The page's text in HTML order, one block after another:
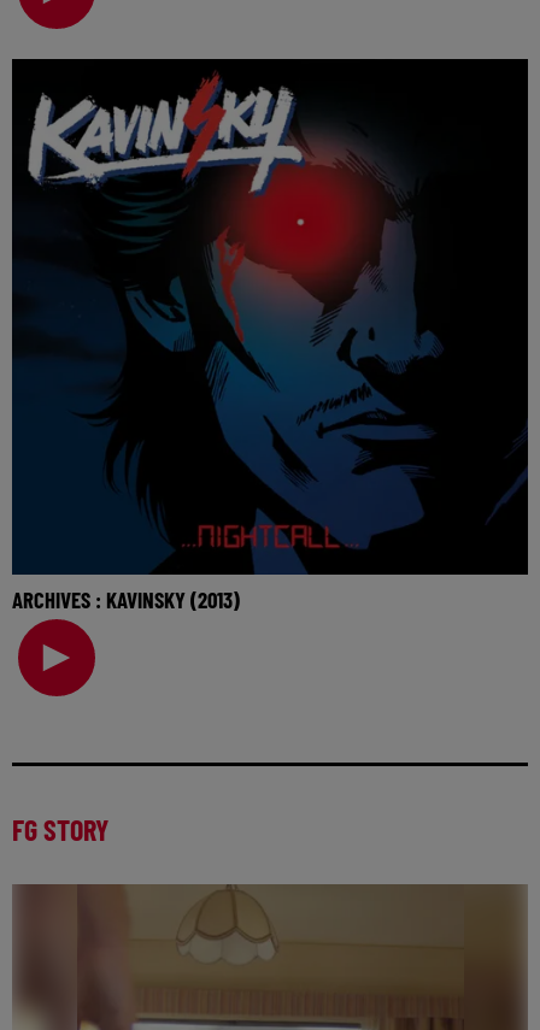
ARCHIVES : KAVINSKY (2013)
🎧 Ecoutez Radio FG sur http://www.radiofg.com 📱 et sur
l’Application FG (IOS https://urlz.fr/hhZx
FG STORY